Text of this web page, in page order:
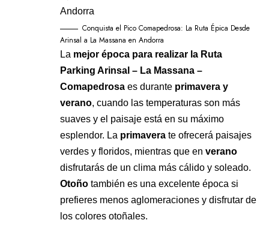
Conquista el Pico Comapedrosa: La Ruta Épica Desde
Arinsal a La Massana en Andorra
La mejor época para realizar la Ruta
Parking Arinsal – La Massana –
Comapedrosa es durante primavera y
verano, cuando las temperaturas son más
suaves y el paisaje está en su máximo
esplendor. La primavera te ofrecerá paisajes
verdes y floridos, mientras que en verano
disfrutarás de un clima más cálido y soleado.
Otoño también es una excelente época si
prefieres menos aglomeraciones y disfrutar de
los colores otoñales.